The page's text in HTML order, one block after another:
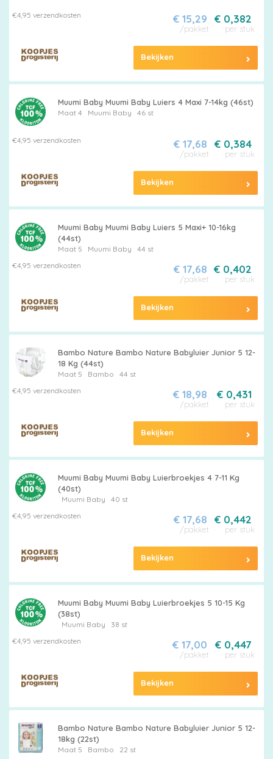
€4,95 verzendkosten € 0,382
per stuk
€ 15,29
/pakket
Bekijken
Muumi Baby Muumi Baby Luiers 4 Maxi 7-14kg (46st)
Maat 4 Muumi Baby 46 st
€4,95 verzendkosten € 0,384
per stuk
€ 17,68
/pakket
Bekijken
Muumi Baby Muumi Baby Luiers 5 Maxi+ 10-16kg
(44st)
Maat 5 Muumi Baby
44 st
€4,95 verzendkosten
€ 0,402
per stuk
€ 17,68
/pakket
Bekijken
Bambo Nature Bambo Nature Babyluier Junior 5 12-
18 Kg (44st)
Maat 5 Bambo
44 st
€4,95 verzendkosten
€ 0,431
per stuk
€ 18,98
/pakket
Bekijken
Muumi Baby Muumi Baby Luierbroekjes 4 7-11 Kg
(40st)
Muumi Baby
40 st
€4,95 verzendkosten
€ 0,442
per stuk
€ 17,68
/pakket
Bekijken
Muumi Baby Muumi Baby Luierbroekjes 5 10-15 Kg
(38st)
Muumi Baby
38 st
€4,95 verzendkosten
€ 0,447
per stuk
€ 17,00
/pakket
Bekijken
Bambo Nature Bambo Nature Babyluier Junior 5 12-
18kg (22st)
Maat 5 Bambo 22 st